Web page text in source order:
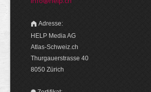
Adresse:
HELP Media AG
Atlas-Schweiz.ch
Thurgauerstrasse 40
8050 Zürich